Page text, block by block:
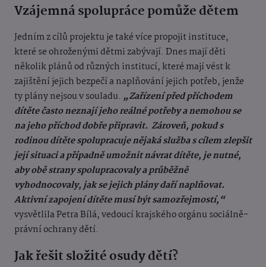
Vzájemná spolupráce pomůže dětem
Jedním z cílů projektu je také více propojit instituce,
které se ohroženými dětmi zabývají. Dnes mají děti
několik plánů od různých institucí, které mají vést k
zajištění jejich bezpečí a naplňování jejich potřeb, jenže
ty plány nejsou v souladu. „Zařízení před příchodem
dítěte často neznají jeho reálné potřeby a nemohou se
na jeho příchod dobře připravit. Zároveň, pokud s
rodinou dítěte spolupracuje nějaká služba s cílem zlepšit
její situaci a případně umožnit návrat dítěte, je nutné,
aby obě strany spolupracovaly a průběžně
vyhodnocovaly, jak se jejich plány daří naplňovat.
Aktivní zapojení dítěte musí být samozřejmostí,“
vysvětlila Petra Bílá, vedoucí krajského orgánu sociálně-
právní ochrany dětí.
Jak řešit složité osudy dětí?